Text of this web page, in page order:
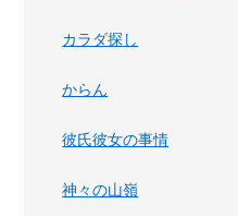
カラダ探し
からん
彼氏彼女の事情
神々の山嶺